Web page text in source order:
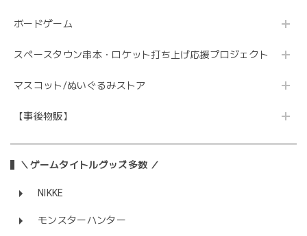
ボードゲーム
スペースタウン串本・ロケット打ち上げ応援プロジェクト
マスコット/ぬいぐるみストア
【事後物販】
＼ゲームタイトルグッズ多数 ／
NIKKE
モンスターハンター